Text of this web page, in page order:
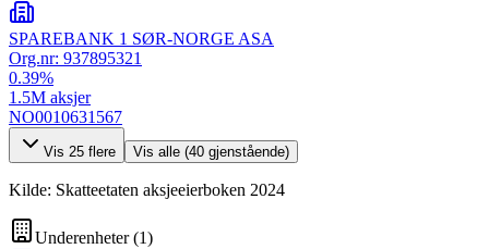
SPAREBANK 1 SØR-NORGE ASA
Org.nr: 937895321
0.39%
1.5M aksjer
NO0010631567
Vis 25 flere Vis alle (40 gjenstående)
Kilde: Skatteetaten aksjeeierboken 2024
Underenheter(1)